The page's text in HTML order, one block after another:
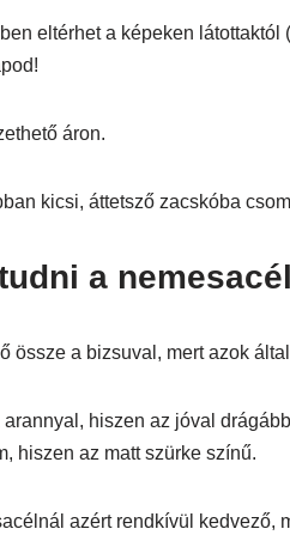
eltérhet a képeken
áron.
kicsi, áttetsző zacskóba
a
össze a bizsuval, mert azok
hiszen az jóval
hiszen az matt szürke színű.
azért rendkívül